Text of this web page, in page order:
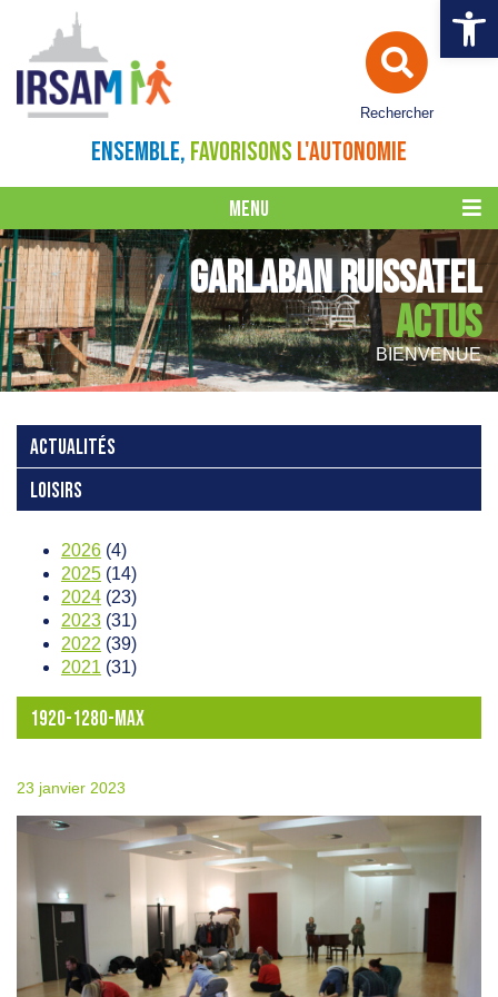
Ouvrir
Rechercher
ENSEMBLE, FAVORISONS L'AUTONOMIE
MENU
GARLABAN RUISSATEL
ACTUS
BIENVENUE
ACTUALITÉS
LOISIRS
2026 (4)
2025 (14)
2024 (23)
2023 (31)
2022 (39)
2021 (31)
1920-1280-MAX
23 janvier 2023